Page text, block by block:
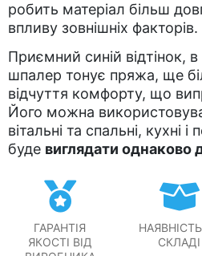
робить матеріал більш
впливу зовнішніх факторів.
Приємний синій відтінок,
шпалер тонує пряжа, ще
відчуття комфорту, що
Його можна
вітальні та спальні, кухні і
буде виглядати однаково
ГАРАНТІЯ
ЯКОСТІ ВІД
СКЛАДІ